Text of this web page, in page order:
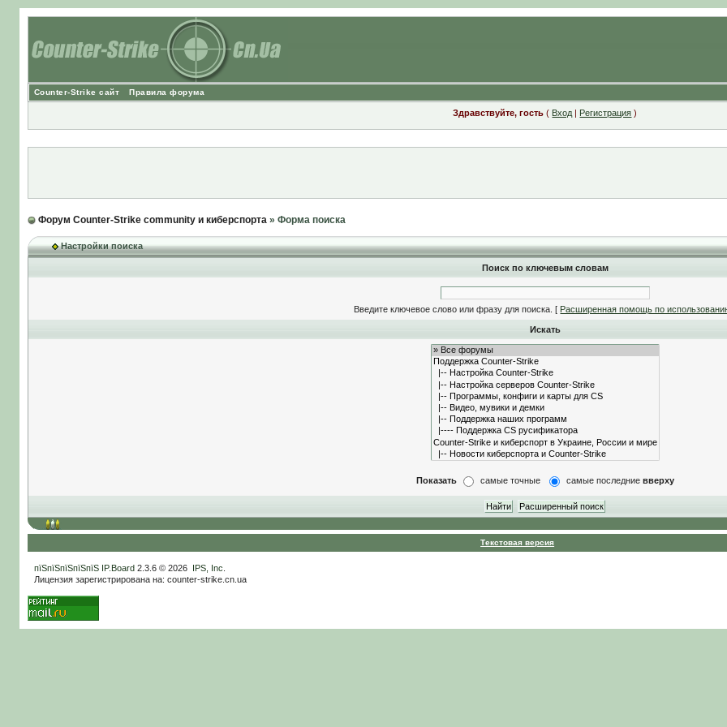
Counter-Strike сайт Правила форума
Здравствуйте, гость ( Вход | Регистрация )
Форум Counter-Strike community и киберспорта» Форма поиска
Настройки поиска
Поиск по ключевым словам
Введите ключевое слово или фразу для поиска. [ Расширенная помощь по
Искать
Показать самые точные самые последние вверху
Текстовая версия
пїЅпїЅпїЅпїЅпїЅ IP.Board2.3.6 © 2026 IPS, Inc
Лицензия зарегистрирована на: counter-strike.cn.ua